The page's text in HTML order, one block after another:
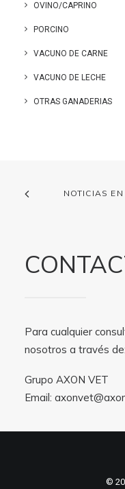
OVINO/CAPRINO
PORCINO
VACUNO DE CARNE
VACUNO DE LECHE
OTRAS GANADERIAS
NOTICIAS
Para cualquier
nosotros a través de:
Grupo AXON VET
Email:
©